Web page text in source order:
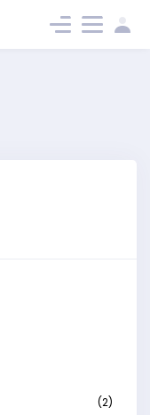
(2)